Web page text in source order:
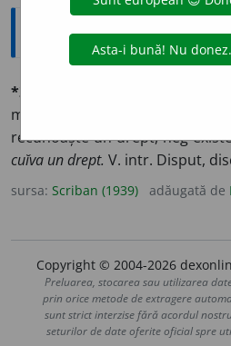
Explicative DEX
*2) contést
martur. V.
recunoaște un drept, neg
cuĭva un drept. V. intr. Disput,
sursa: Scriban (1939) adăugată de
Copyright © 2004-2026
Preluarea, stocarea sau utilizarea
prin orice metode de extragere
sunt strict interzise fără acordul
seturilor de date oferite oficial spre